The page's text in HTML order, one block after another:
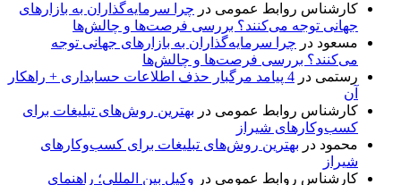
کارشناس روابط عمومی در چرا سرمایه‌گذاران به بازارهای
جهانی توجه می‌کنند؟ بررسی فرصت‌ها و چالش‌ها
مسعود در چرا سرمایه‌گذاران به بازارهای جهانی توجه
می‌کنند؟ بررسی فرصت‌ها و چالش‌ها
رستمی در
4 پیامد مرگبار حذف اطلاعات حسابداری + راهکار
آن
کارشناس روابط عمومی در بهترین روش‌های تبلیغات برای
کسب‌وکارهای شیراز
محمود در بهترین روش‌های تبلیغات برای کسب‌وکارهای
شیراز
کارشناس روابط عمومی در وکیل بین المللی؛ راهنمای